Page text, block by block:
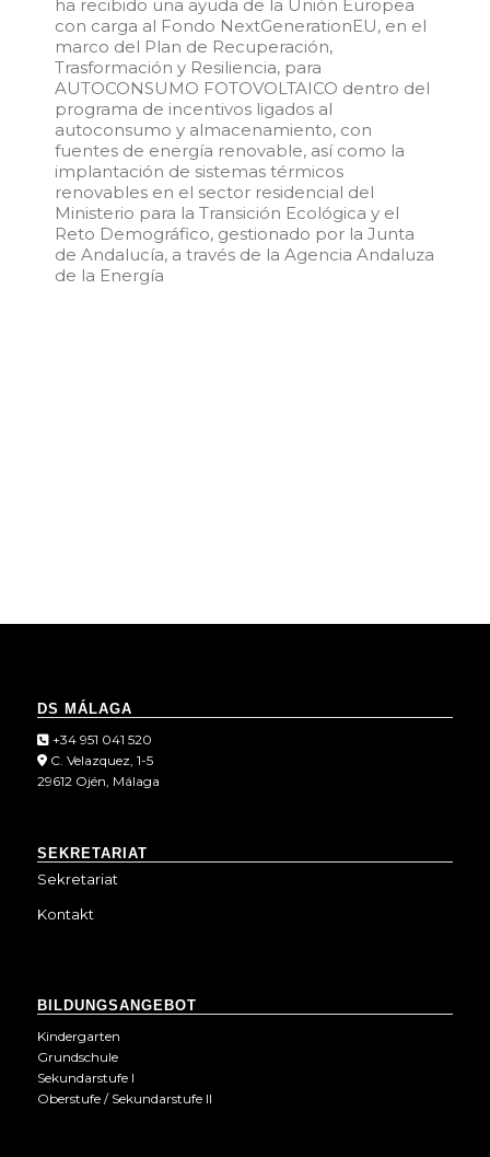
ha recibido una ayuda de la Unión Europea
con carga al Fondo NextGenerationEU, en el
marco del Plan de Recuperación,
Trasformación y Resiliencia, para
AUTOCONSUMO FOTOVOLTAICO dentro del
programa de incentivos ligados al
autoconsumo y almacenamiento, con
fuentes de energía renovable, así como la
implantación de sistemas térmicos
renovables en el sector residencial del
Ministerio para la Transición Ecológica y el
Reto Demográfico, gestionado por la Junta
de Andalucía, a través de la Agencia Andaluza
de la Energía
DS MÁLAGA
+34 951 041 520
C. Velazquez, 1-5
29612 Ojén, Málaga
SEKRETARIAT
Sekretariat
Kontakt
BILDUNGSANGEBOT
Kindergarten
Grundschule
Sekundarstufe I
Oberstufe / Sekundarstufe II